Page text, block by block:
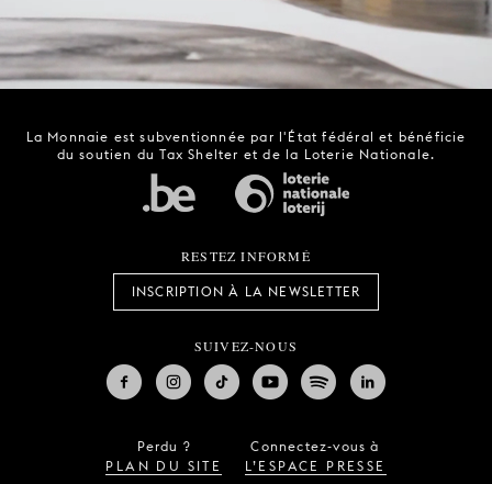
La Monnaie est subventionnée par l'État fédéral et bénéficie
du soutien du Tax Shelter et de la Loterie Nationale.
RESTEZ INFORMÉ
INSCRIPTION À LA NEWSLETTER
SUIVEZ-NOUS
Perdu ?
PLAN DU SITE
Connectez-vous à
L’ESPACE PRESSE